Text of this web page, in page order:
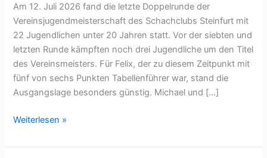
Am 12. Juli 2026 fand die letzte Doppelrunde der
Vereinsjugendmeisterschaft des Schachclubs Steinfurt mit
22 Jugendlichen unter 20 Jahren statt. Vor der siebten und
letzten Runde kämpften noch drei Jugendliche um den Titel
des Vereinsmeisters. Für Felix, der zu diesem Zeitpunkt mit
fünf von sechs Punkten Tabellenführer war, stand die
Ausgangslage besonders günstig. Michael und […]
Vereinsjugendeinzelmeisterschaft
Weiterlesen »